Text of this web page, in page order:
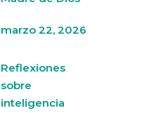
marzo 22, 2026
Reflexiones
sobre
inteligencia